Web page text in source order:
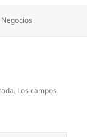
Categorías
Negocios
Los campos